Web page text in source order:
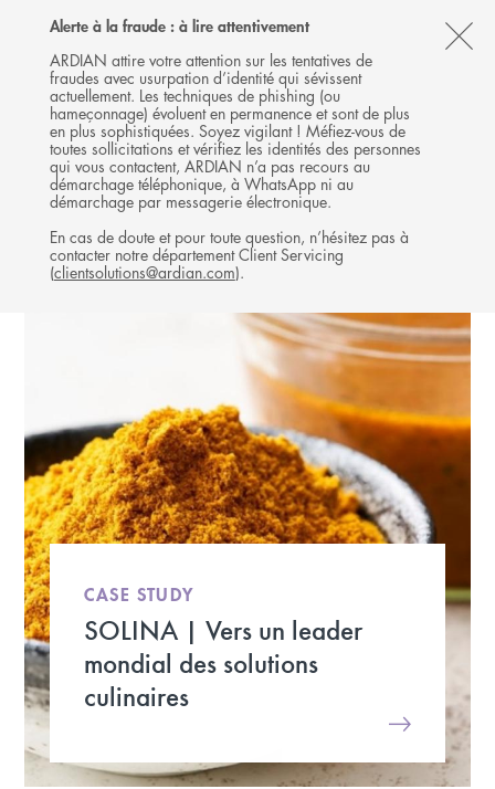
Alerte à la fraude : à lire attentivement
ARDIAN attire votre attention sur les tentatives de
fraudes avec usurpation d’identité qui sévissent
actuellement. Les techniques de phishing (ou
hameçonnage) évoluent en permanence et sont de plus
en plus sophistiquées. Soyez vigilant ! Méfiez-vous de
toutes sollicitations et vérifiez les identités des personnes
qui vous contactent, ARDIAN n’a pas recours au
démarchage téléphonique, à WhatsApp ni au
démarchage par messagerie électronique.
En cas de doute et pour toute question, n’hésitez pas à
contacter notre département Client Servicing
(clientsolutions@ardian.com).
Follow
Ardian
on
X
Follow
Ardian
on
LinkedIn
Follow
Ardian
on
YouTube
Ardian
on
Jobs
on
LinkedIn
MENU
INVESTISSEMENTS
BUYOUT
CASE STUDY
SOLINA | Vers un leader
mondial des solutions
culinaires